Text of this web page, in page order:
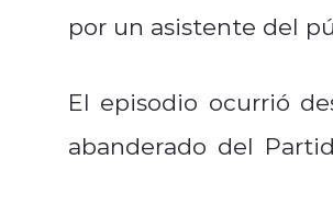
por un asistente del
El episodio ocurrió
abanderado del